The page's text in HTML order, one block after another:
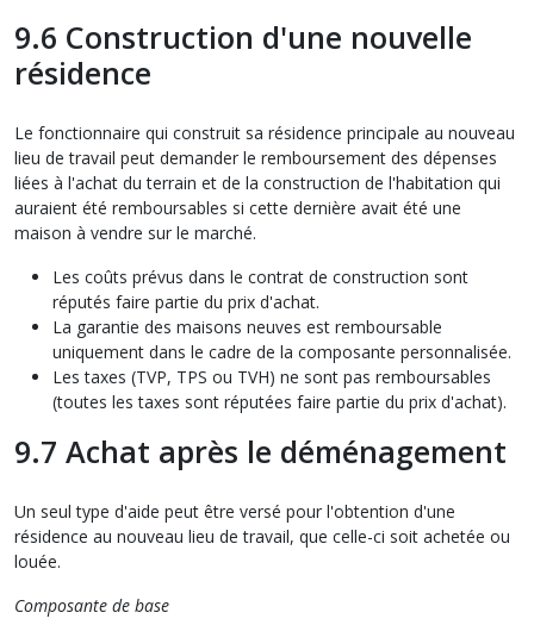
9.6 Construction d'une nouvelle
résidence
Le fonctionnaire qui construit sa résidence principale au nouveau
lieu de travail peut demander le remboursement des dépenses
liées à l'achat du terrain et de la construction de l'habitation qui
auraient été remboursables si cette dernière avait été une
maison à vendre sur le marché.
Les coûts prévus dans le contrat de construction sont
réputés faire partie du prix d'achat.
La garantie des maisons neuves est remboursable
uniquement dans le cadre de la composante personnalisée.
Les taxes (TVP, TPS ou TVH) ne sont pas remboursables
(toutes les taxes sont réputées faire partie du prix d'achat).
9.7 Achat après le déménagement
Un seul type d'aide peut être versé pour l'obtention d'une
résidence au nouveau lieu de travail, que celle-ci soit achetée ou
louée.
Composante de base